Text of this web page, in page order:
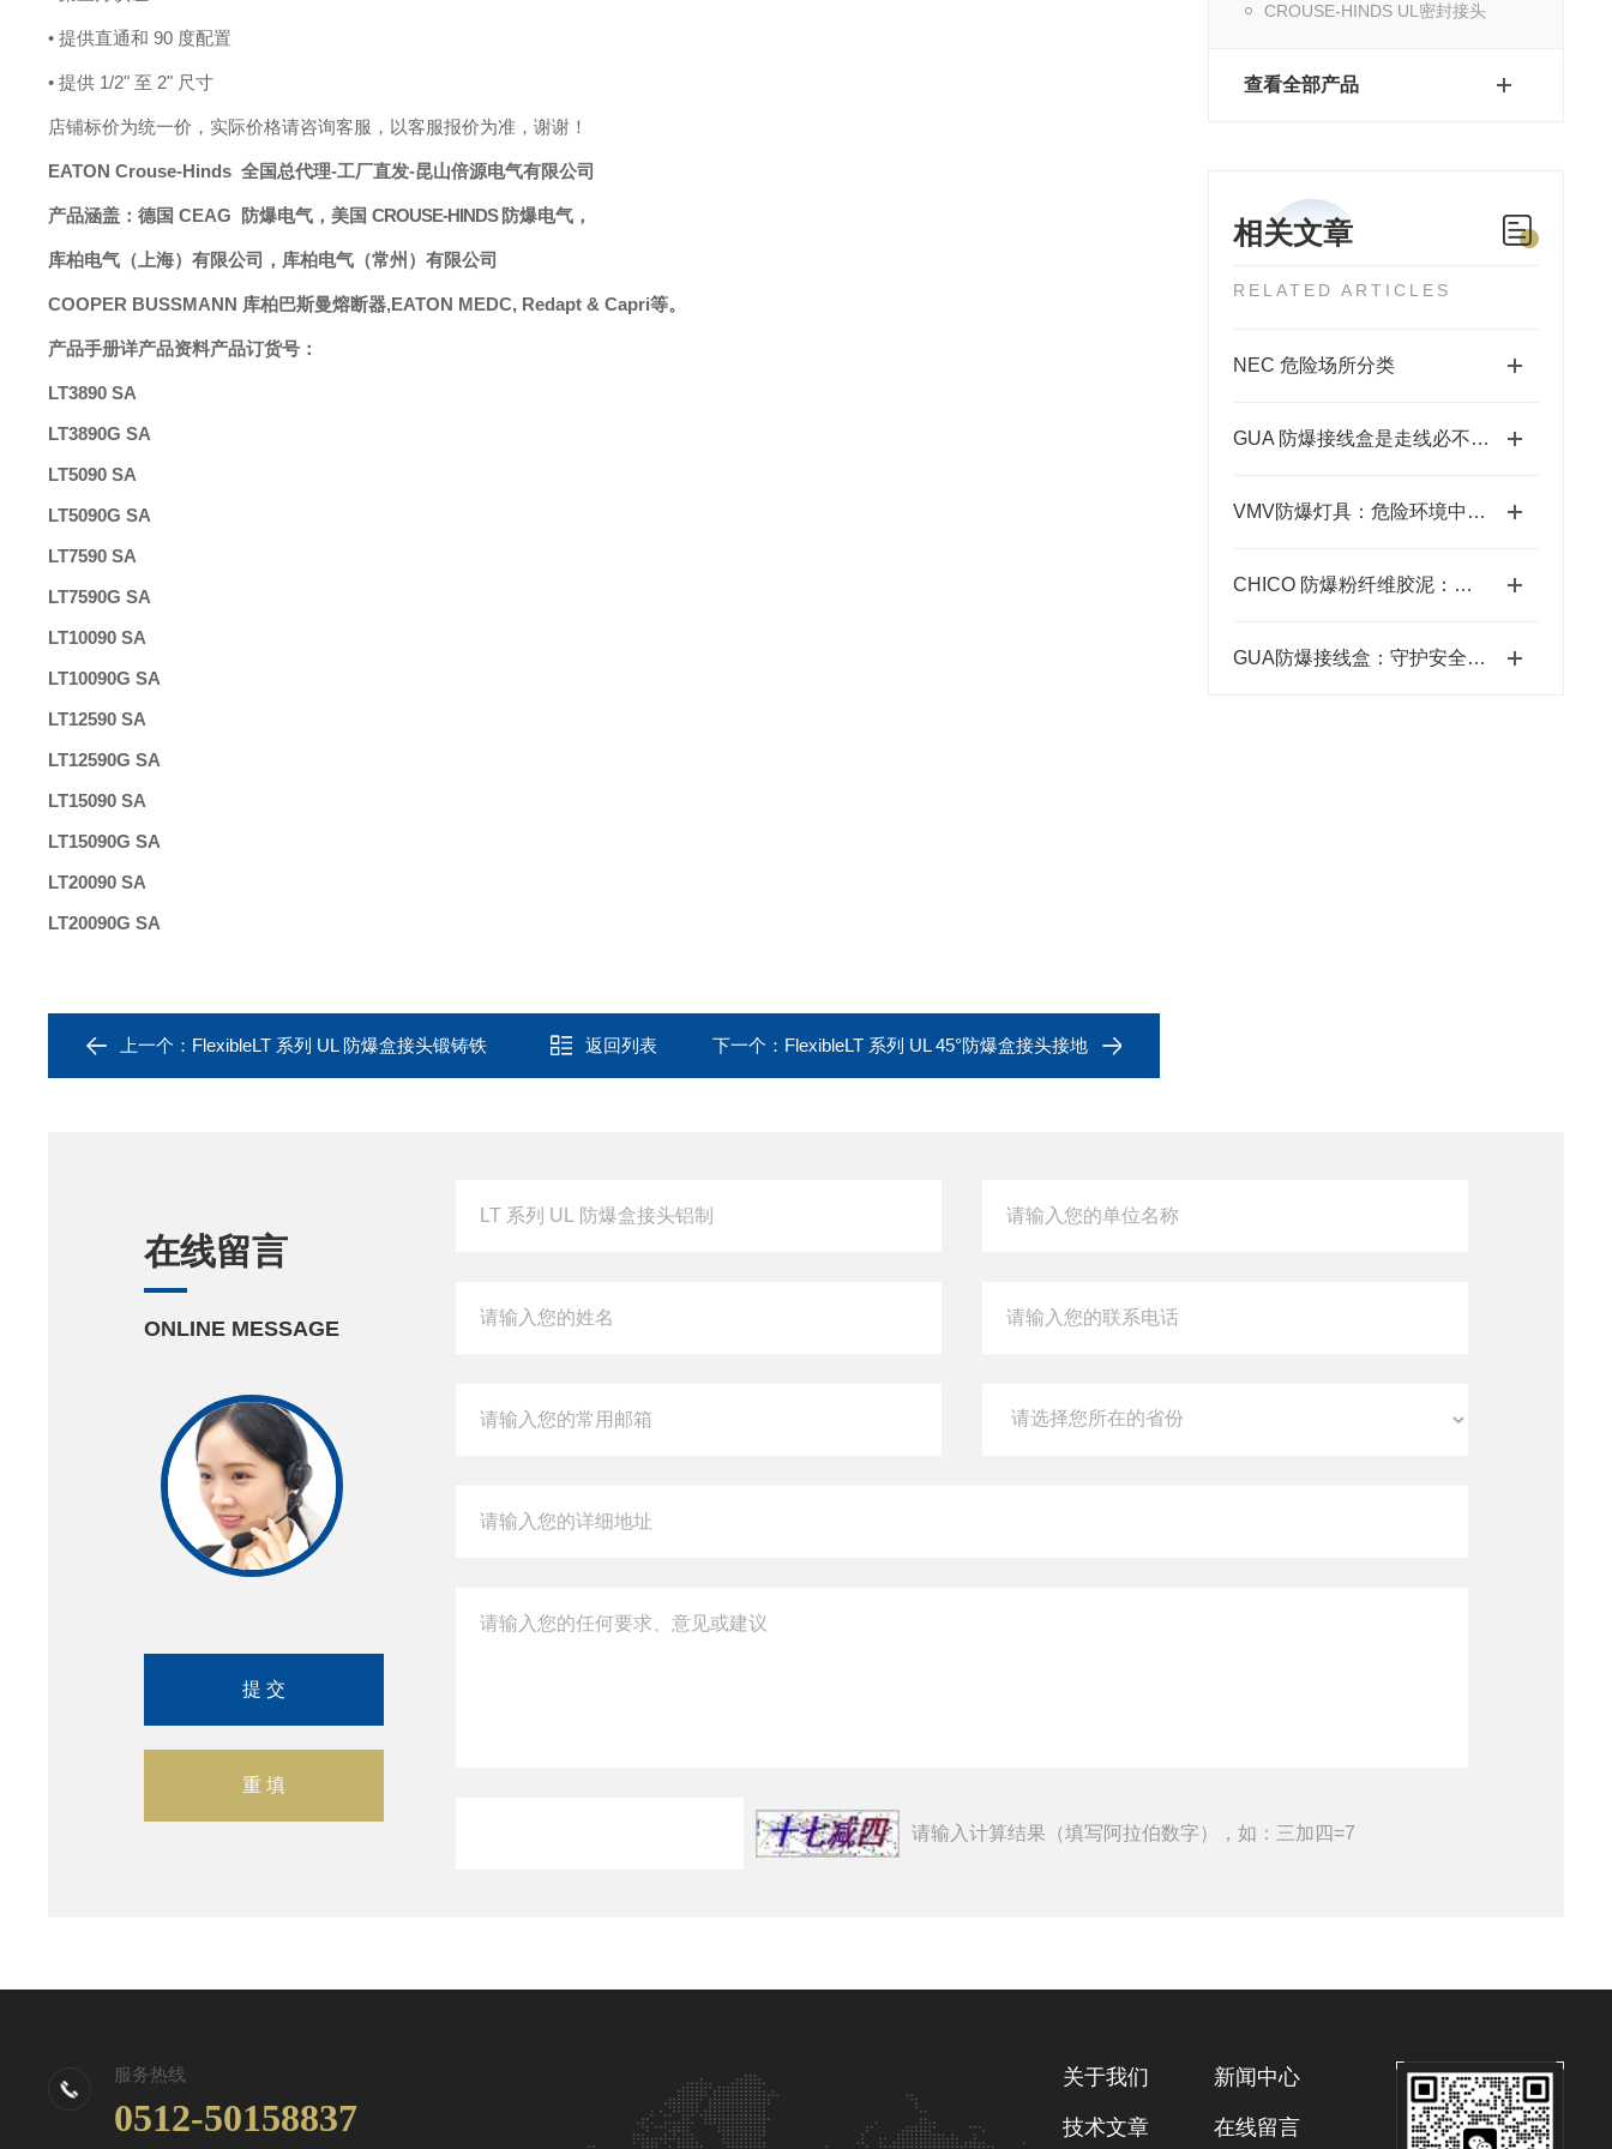
CROUSE-HINDS UL密封接头
查看全部产品
相关文章
RELATED ARTICLES
NEC 危险场所分类
GUA 防爆接线盒是走线必不可少的配件之一
VMV防爆灯具：危险环境中的安全照明使者
CHICO 防爆粉纤维胶泥：现代工业的防火新选择？
GUA防爆接线盒：守护安全的电气卫士
• 提供直通和 90 度配置
• 提供 1/2" 至 2" 尺寸
店铺标价为统一价，实际价格请咨询客服，以客服报价为准，谢谢！
EATON Crouse-Hinds 全国总代理-工厂直发-昆山倍源电气有限公司
产品涵盖：德国 CEAG 防爆电气， 美国 CROUSE-HINDS 防爆电气 ，
库柏电气（上海）有限公司，库柏电气（常州）有限公司
COOPER BUSSMANN 库柏巴斯曼熔断器,EATON MEDC, Redapt & Capri等。
产品手册详产品资料产品订货号：
LT3890 SA
LT3890G SA
LT5090 SA
LT5090G SA
LT7590 SA
LT7590G SA
LT10090 SA
LT10090G SA
LT12590 SA
LT12590G SA
LT15090 SA
LT15090G SA
LT20090 SA
LT20090G SA
上一个： FlexibleLT 系列 UL 防爆盒接头锻铸铁 返回列表 下一个： FlexibleLT 系列 UL 45°防爆盒接头接地
在线留言
ONLINE MESSAGE
请输入计算结果（填写阿拉伯数字），如：三加四=7
服务热线
0512-50158837
关于我们 新闻中心
技术文章 在线留言